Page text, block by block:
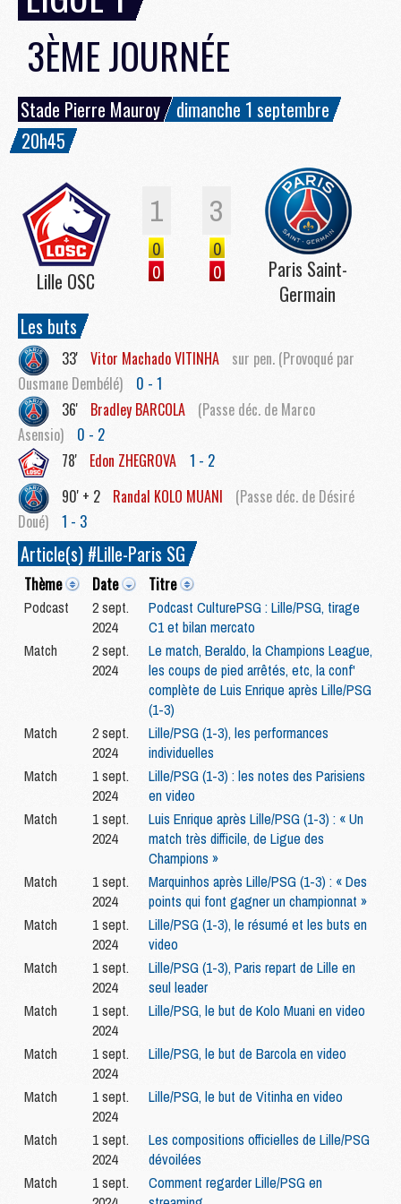
3ÈME JOURNÉE
Stade Pierre Mauroy
dimanche 1 septembre
20h45
Lille OSC
1 3
0
0
0
0
Paris Saint-
Germain
Les buts
33' Vitor MachadoVITINHA
sur pen. (Provoqué par
Ousmane Dembélé)
0 - 1
36'
BradleyBARCOLA
(Passe déc. de Marco
Asensio)
0 - 2
78'
Edon ZHEGROVA
1 - 2
90' + 2
Randal KOLO MUANI
(Passe déc. de Désiré
Doué)
1 - 3
Article(s) #Lille-Paris SG
Thème Date Titre
Podcast
2 sept.
2024
Podcast CulturePSG : Lille/PSG, tirage
C1 et bilan mercato
Match
2 sept.
2024
Le match, Beraldo, la Champions League,
les coups de pied arrêtés, etc, la conf'
complète de Luis Enrique après Lille/PSG
(1-3)
Match
2 sept.
2024
Lille/PSG (1-3), les performances
individuelles
Match
1 sept.
2024
Lille/PSG (1-3) : les notes des Parisiens
en video
Match
1 sept.
2024
Luis Enrique après Lille/PSG (1-3) : « Un
match très difficile, de Ligue des
Champions »
Match
1 sept.
2024
Marquinhos après Lille/PSG (1-3) : « Des
points qui font gagner un championnat »
Match
1 sept.
2024
Lille/PSG (1-3), le résumé et les buts en
video
Match
1 sept.
2024
Lille/PSG (1-3), Paris repart de Lille en
seul leader
Match
1 sept.
2024
Lille/PSG, le but de Kolo Muani en video
Match
1 sept.
2024
Lille/PSG, le but de Barcola en video
Match
1 sept.
2024
Lille/PSG, le but de Vitinha en video
Match
1 sept.
2024
Les compositions officielles de Lille/PSG
dévoilées
Match
1 sept.
Comment regarder Lille/PSG en